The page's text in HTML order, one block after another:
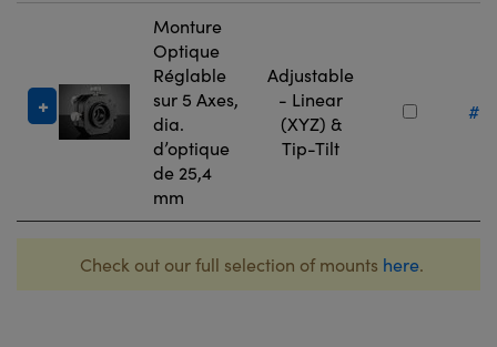
Monture
Optique
Réglable
sur 5 Axes,
dia.
d’optique
de 25,4
mm
Adjustable
- Linear
(XYZ) &
Tip-Tilt
Check out our full selection of mounts here.